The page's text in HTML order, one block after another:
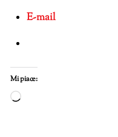
E-mail
Mi piace:
Caricamento